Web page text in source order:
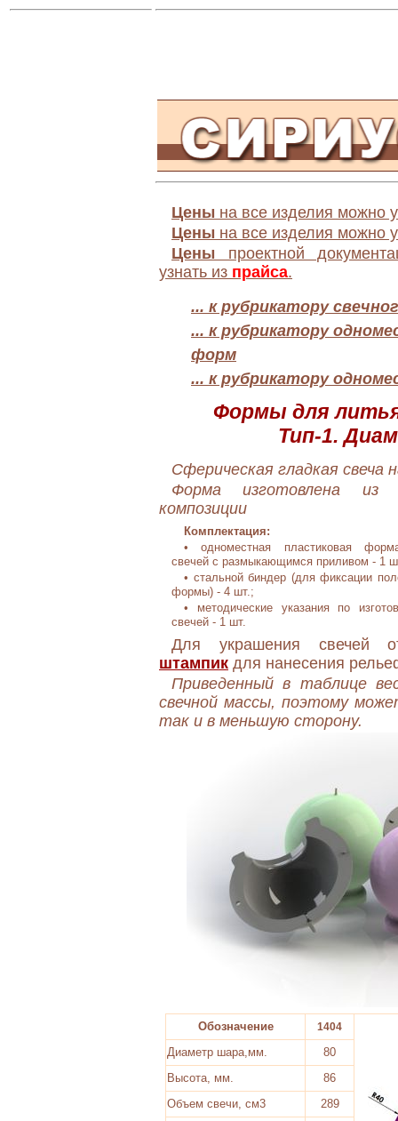
Цены на все изделия можно
Цены на все изделия можно
Цены проектной
узнать из прайса.
... к рубрикатору
... к рубрикатору
форм
... к рубрикатору
Формы для
Тип-1.
Сферическая гладкая свеча
Форма изготовлена из
композиции
Комплектация:
• одноместная пластиковая
свечей с размыкающимся приливом - 1
• стальной биндер (для фиксации
формы) - 4 шт.;
• методические указания по
свечей - 1 шт.
Для украшения свечей
штампик для нанесения
Приведенный в таблице
свечной массы, поэтому
так и в меньшую сторону.
Обозначение 1404
Диаметр шара,мм.
80
Высота, мм.
86
Объем свечи, см3
289